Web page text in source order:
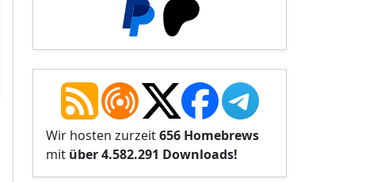
Wir hosten zurzeit656 Homebrews
mit über 4.582.291 Downloads!